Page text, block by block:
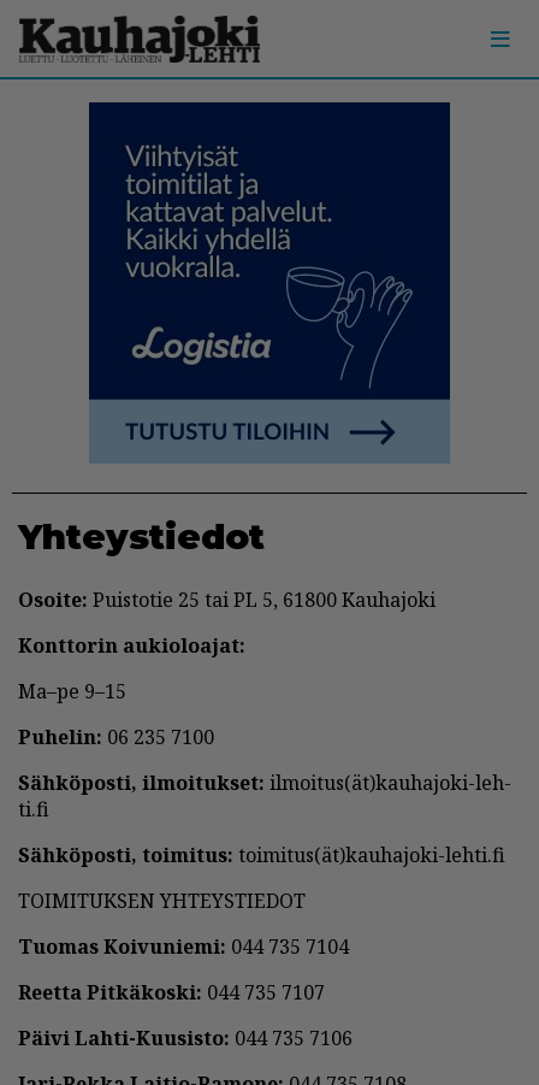
Yh­teys­tie­dot
Osoi­te: Puis­to­tie 25 tai PL 5, 61800 Kau­ha­jo­ki
Kont­to­rin au­ki­o­lo­a­jat:
Ma–pe 9–15
Pu­he­lin: 06 235 7100
Säh­kö­pos­ti, il­moi­tuk­set: il­moi­tus(ät)kau­ha­jo­ki-leh­
ti.fi
Säh­kö­pos­ti, toi­mi­tus: toi­mi­tus(ät)kau­ha­jo­ki-leh­ti.fi
TOI­MI­TUK­SEN YH­TEYS­TIE­DOT
Tuo­mas Koi­vu­nie­mi: 044 735 7104
Reet­ta Pit­kä­kos­ki: 044 735 7107
Päi­vi Lah­ti-Kuu­sis­to: 044 735 7106